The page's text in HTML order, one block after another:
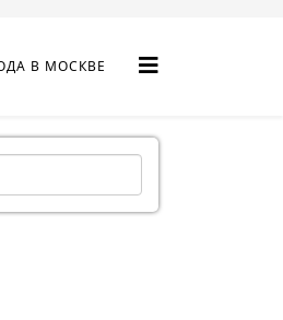
В МОСКВЕ